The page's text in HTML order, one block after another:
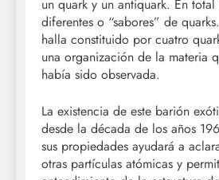
un quark y un antiquark. En total
diferentes o “sabores” de
halla constituido por cuatro
una organización de la materia
había sido observada.
La existencia de este barión
desde la década de los años
sus propiedades ayudará a
otras partículas atómicas y